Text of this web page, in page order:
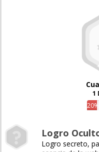
1
20%
Logro
Logro secreto,